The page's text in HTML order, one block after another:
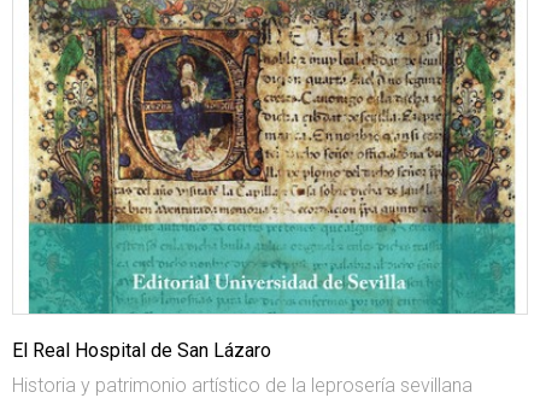
El Real Hospital de San Lázaro
Historia y patrimonio artístico de la leprosería sevillana